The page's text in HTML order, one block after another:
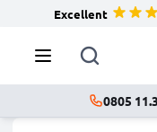
Excellent
0805